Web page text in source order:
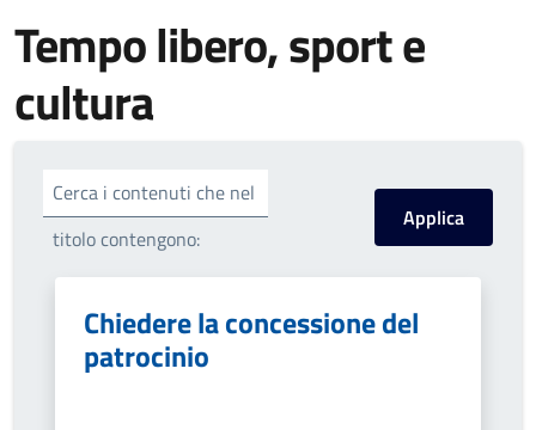
Tempo libero, sport e
cultura
Cerca i contenuti che nel
titolo contengono:
Chiedere la concessione del
patrocinio